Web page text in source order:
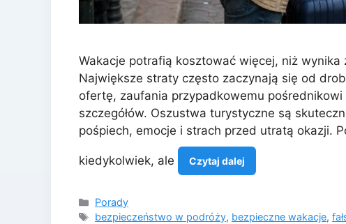
Wakacje potrafią kosztować więcej, niż
Największe straty często zaczynają się od
ofertę, zaufania przypadkowemu
szczegółów. Oszustwa turystyczne są
pośpiech, emocje i strach przed utratą okazji.
kiedykolwiek, ale Czytaj dalej
Kategorie
Porady
Tagi
bezpieczeństwo w podróży, bezpieczne wakacje,